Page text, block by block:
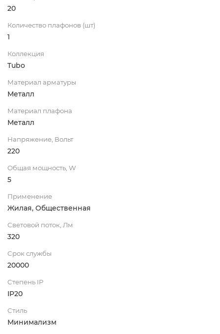
20
Количество плафонов (шт)
1
Коллекция
Tubo
Материал арматуры
Металл
Материал плафона
Металл
Напряжение, Вольт
220
Общая мощность, W
5
Применение
Жилая, Общественная
Световой поток, Лм
320
Срок службы
20000
Степень IP
IP20
Стиль
Минимализм